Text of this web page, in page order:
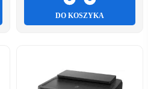
DO KOSZYKA